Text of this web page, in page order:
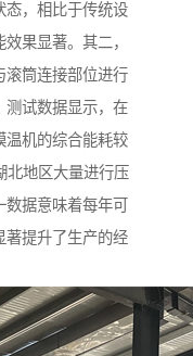
态，相比于传统设
果显著。其二，
滚筒连接部位进行
测试数据显示，在
温机的综合能耗较
北地区大量进行压
据意味着每年可
著提升了生产的经